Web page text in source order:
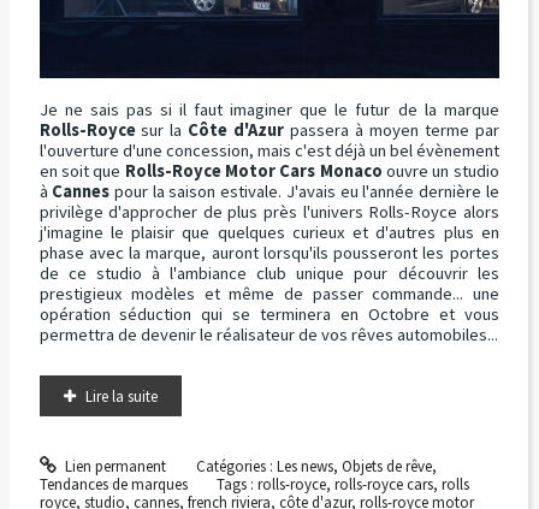
Je ne sais pas si il faut imaginer que le futur de la marque
Rolls-Roycesur la Côte d'Azur passera à moyen terme par
l'ouverture d'une concession, mais c'est déjà un bel évènement
en soit que Rolls-Royce Motor Cars Monaco ouvre un studio
à Cannes pour la saison estivale. J'avais eu l'année dernière le
privilège d'approcher de plus près l'univers Rolls-Royce alors
j'imagine le plaisir que quelques curieux et d'autres plus en
phase avec la marque, auront lorsqu'ils pousseront les portes
de ce studio à l'ambiance club unique pour découvrir les
prestigieux modèles et même de passer commande... une
opération séduction qui se terminera en Octobre et vous
permettra de devenir le réalisateur de vos rêves automobiles...
Lire la suite
Lien permanent Catégories : Les news, Objets de rêve,
Tendances de marques
Tags :rolls-royce,rolls-royce cars,rolls
royce, studio, cannes, french riviera, côte d'azur, rolls-royce motor